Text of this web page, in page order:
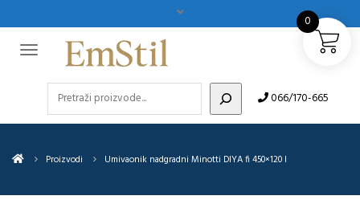
066/170-665
Proizvodi Umivaonik nadgradni Minotti DIYA fi 450×120 I
0